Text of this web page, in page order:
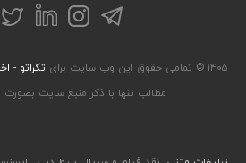
تلگراماینستاگرام
لینکداین
۱۴۰۵ © تمامی حقوق این وب سایت برای تکراتو -
مطالب تنها با ذکر منبع سایت